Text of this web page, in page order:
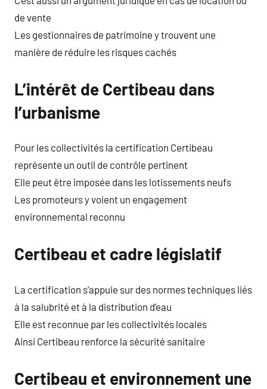
de vente
Les gestionnaires de patrimoine y trouvent une
manière de réduire les risques cachés
L’intérêt de Certibeau dans
l’urbanisme
Pour les collectivités la certification Certibeau
représente un outil de contrôle pertinent
Elle peut être imposée dans les lotissements neufs
Les promoteurs y voient un engagement
environnemental reconnu
Certibeau et cadre législatif
La certification s’appuie sur des normes techniques liés
à la salubrité et à la distribution d’eau
Elle est reconnue par les collectivités locales
Ainsi Certibeau renforce la sécurité sanitaire
Certibeau et environnement une